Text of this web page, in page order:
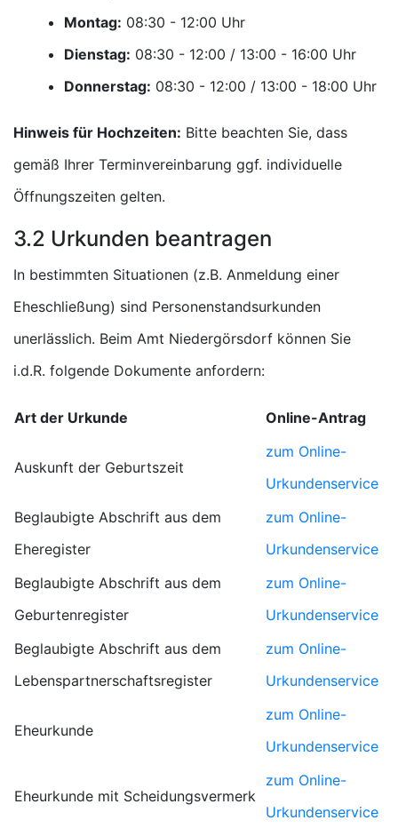
Montag:
Uhr
Dienstag:
Uhr
Donnerstag:
Uhr
Hinweis für Hochzeiten: Bitte beachten Sie, dass
gemäß Ihrer Terminvereinbarung ggf. individuelle
Öffnungszeiten gelten.
3.2 Urkunden beantragen
In bestimmten Situationen (z.B. Anmeldung einer
Eheschließung) sind Personenstandsurkunden
unerlässlich. Beim Amt Niedergörsdorf können Sie
i.d.R. folgende Dokumente anfordern:
Art der Urkunde Online-Antrag
Auskunft der Geburtszeit
zum Online-
Urkundenservice
Beglaubigte Abschrift aus dem
Eheregister
zum Online-
Urkundenservice
Beglaubigte Abschrift aus dem
Geburtenregister
zum Online-
Urkundenservice
Beglaubigte Abschrift aus dem
Lebenspartnerschaftsregister
zum Online-
Urkundenservice
Eheurkunde
zum Online-
Urkundenservice
Eheurkunde mit Scheidungsvermerk
zum Online-
Urkundenservice